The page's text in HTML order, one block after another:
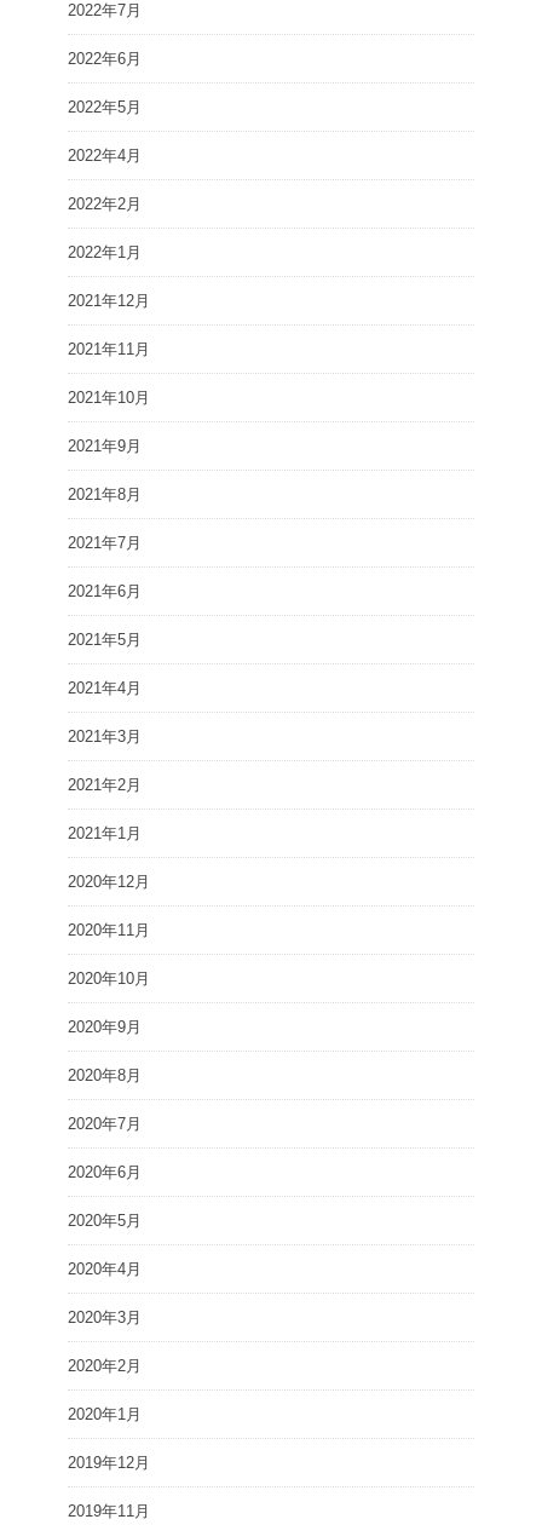
2022年7月
2022年6月
2022年5月
2022年4月
2022年2月
2022年1月
2021年12月
2021年11月
2021年10月
2021年9月
2021年8月
2021年7月
2021年6月
2021年5月
2021年4月
2021年3月
2021年2月
2021年1月
2020年12月
2020年11月
2020年10月
2020年9月
2020年8月
2020年7月
2020年6月
2020年5月
2020年4月
2020年3月
2020年2月
2020年1月
2019年12月
2019年11月